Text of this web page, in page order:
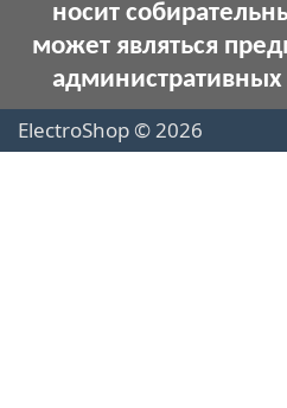
носит
может являться
административных
ElectroShop © 2026